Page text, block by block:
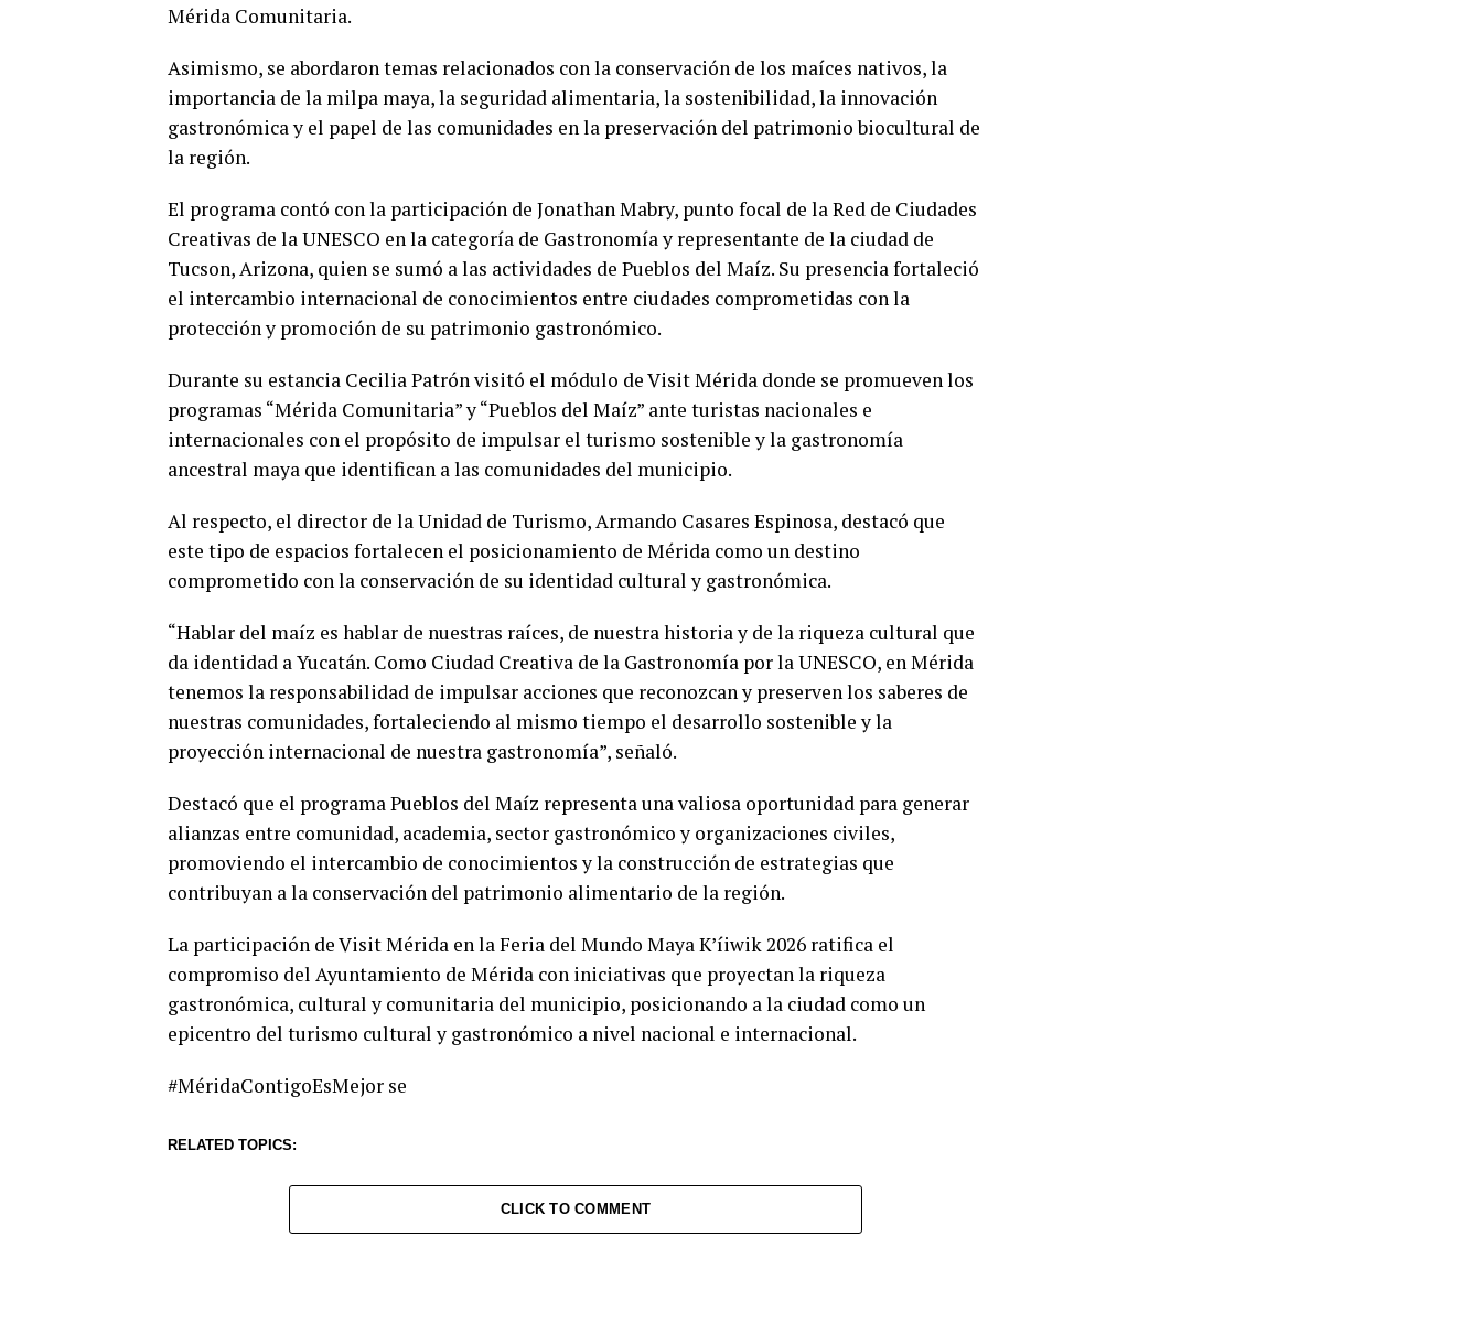
Mérida Comunitaria.
Asimismo, se abordaron temas relacionados con la conservación de los maíces nativos, la
importancia de la milpa maya, la seguridad alimentaria, la sostenibilidad, la innovación
gastronómica y el papel de las comunidades en la preservación del patrimonio biocultural de
la región.
El programa contó con la participación de Jonathan Mabry, punto focal de la Red de Ciudades
Creativas de la UNESCO en la categoría de Gastronomía y representante de la ciudad de
Tucson, Arizona, quien se sumó a las actividades de Pueblos del Maíz. Su presencia fortaleció
el intercambio internacional de conocimientos entre ciudades comprometidas con la
protección y promoción de su patrimonio gastronómico.
Durante su estancia Cecilia Patrón visitó el módulo de Visit Mérida donde se promueven los
programas “Mérida Comunitaria” y “Pueblos del Maíz” ante turistas nacionales e
internacionales con el propósito de impulsar el turismo sostenible y la gastronomía
ancestral maya que identifican a las comunidades del municipio.
Al respecto, el director de la Unidad de Turismo, Armando Casares Espinosa, destacó que
este tipo de espacios fortalecen el posicionamiento de Mérida como un destino
comprometido con la conservación de su identidad cultural y gastronómica.
“Hablar del maíz es hablar de nuestras raíces, de nuestra historia y de la riqueza cultural que
da identidad a Yucatán. Como Ciudad Creativa de la Gastronomía por la UNESCO, en Mérida
tenemos la responsabilidad de impulsar acciones que reconozcan y preserven los saberes de
nuestras comunidades, fortaleciendo al mismo tiempo el desarrollo sostenible y la
proyección internacional de nuestra gastronomía”, señaló.
Destacó que el programa Pueblos del Maíz representa una valiosa oportunidad para generar
alianzas entre comunidad, academia, sector gastronómico y organizaciones civiles,
promoviendo el intercambio de conocimientos y la construcción de estrategias que
contribuyan a la conservación del patrimonio alimentario de la región.
La participación de Visit Mérida en la Feria del Mundo Maya K’íiwik 2026 ratifica el
compromiso del Ayuntamiento de Mérida con iniciativas que proyectan la riqueza
gastronómica, cultural y comunitaria del municipio, posicionando a la ciudad como un
epicentro del turismo cultural y gastronómico a nivel nacional e internacional.
#MéridaContigoEsMejor se
RELATED TOPICS:
CLICK TO COMMENT